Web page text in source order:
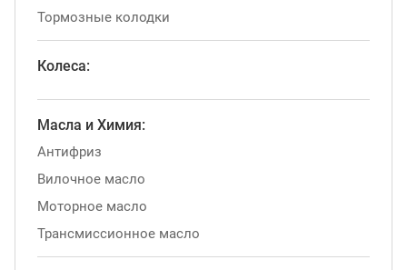
Тормозные колодки
Колеса:
Масла и Химия:
Антифриз
Вилочное масло
Моторное масло
Трансмиссионное масло